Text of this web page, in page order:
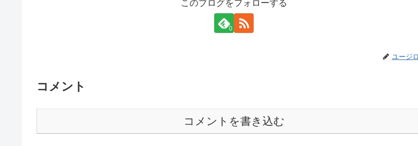
このブログをフォローする
0
ユージ
コメント
コメントを書き込む